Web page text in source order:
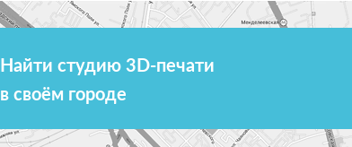
Найти студию 3D-печати
в своём городе